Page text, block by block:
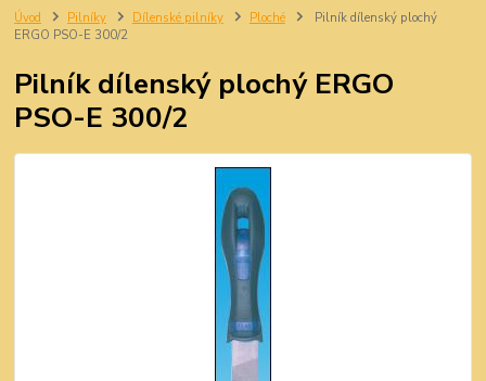
Úvod Pilníky Dílenské pilníky Ploché
Pilník dílenský plochý
ERGO PSO-E 300/2
Pilník dílenský plochý ERGO
PSO-E 300/2